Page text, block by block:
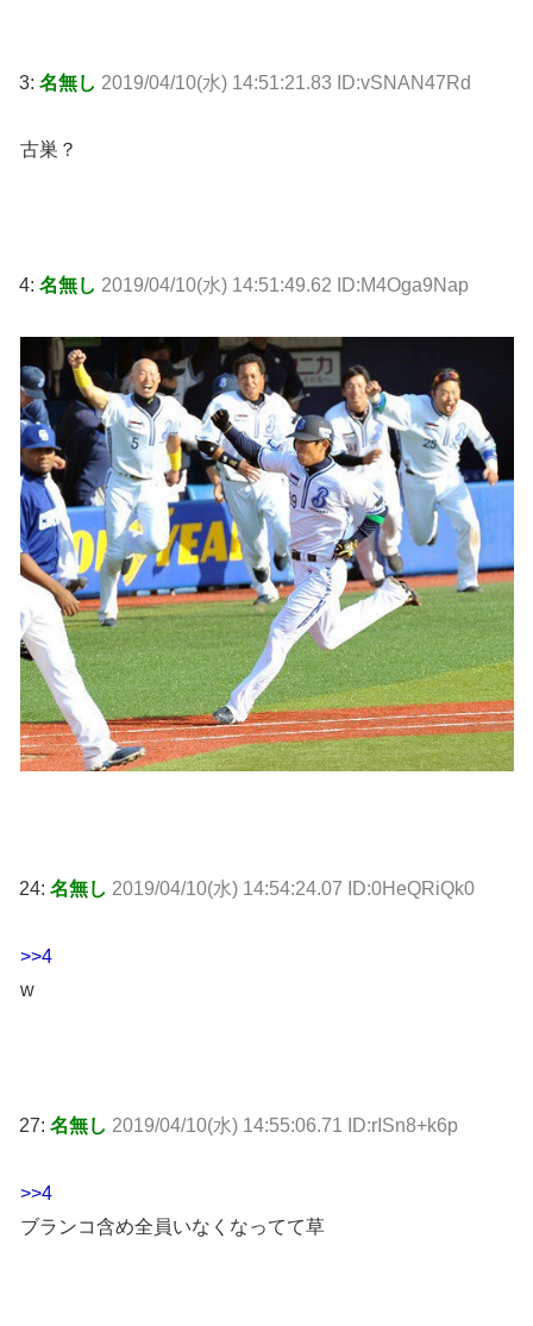
3: 名無し 2019/04/10(水) 14:51:21.83 ID:vSNAN47Rd
古巣？
4: 名無し 2019/04/10(水) 14:51:49.62 ID:M4Oga9Nap
24: 名無し 2019/04/10(水) 14:54:24.07 ID:0HeQRiQk0
>>4
w
27: 名無し 2019/04/10(水) 14:55:06.71 ID:rISn8+k6p
>>4
ブランコ含め全員いなくなってて草